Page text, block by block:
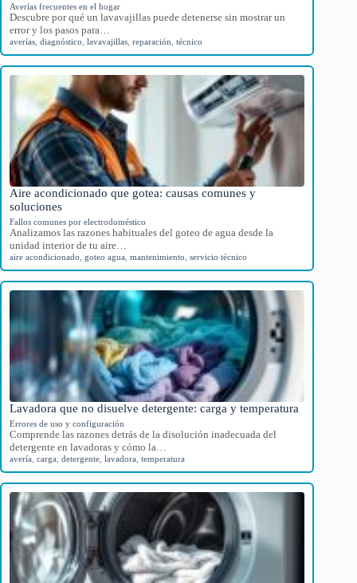
Averías frecuentes en el hogar
Descubre por qué un lavavajillas puede detenerse sin mostrar un
error y los pasos para…
averías diagnóstico lavavajillas reparación técnico
Aire acondicionado que gotea: causas comunes y
soluciones
Fallos comunes por electrodoméstico
Analizamos las razones habituales del goteo de agua desde la
unidad interior de tu aire…
aire acondicionado goteo agua mantenimiento servicio técnico
Lavadora que no disuelve detergente: carga y temperatura
Errores de uso y configuración
Comprende las razones detrás de la disolución inadecuada del
detergente en lavadoras y cómo la…
avería carga detergente lavadora temperatura